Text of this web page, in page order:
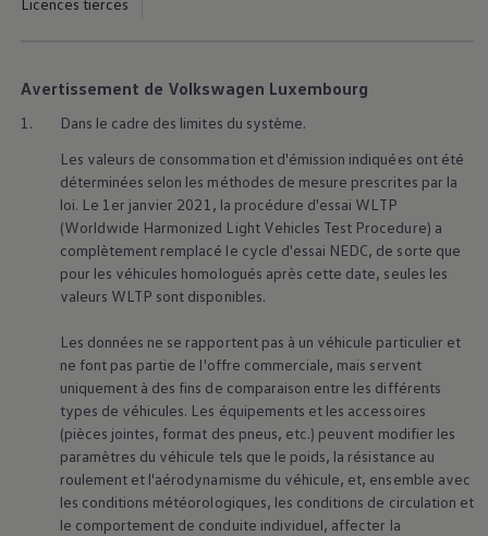
Manuel d'utilisation numérique
-> Declarations of conformity
-> Informations sur les pneumatiques
-> Garantie
-> WLTP
-> Mises à jour logicielles
ID. Mise à jour du logiciel
Mise à jour GPS
Mises à jour logicielles pour véhicules
-> Rappel de sécurité des airbags Takata
-> Payez votre parking
Innovations Volkswagen
Connecter un téléphone mobile au véhicule
Trouver des services pour votre modèle
Mises à jour pour les logiciels, les cartes et la
Applications Volkswagen, connexion et
We Charge
Réseau Volkswagen Luxembourg
Liste des concessionnaires
Recherche de concessionnaire
75 ans de Volkswagen au Luxembourg
Véhicules en stock
Avertissement de Volkswagen Luxembourg
1.
Dans le cadre des limites du système.
Les valeurs de consommation et d'émission indiquées ont été
déterminées selon les méthodes de mesure prescrites par la
loi. Le 1er janvier 2021, la procédure d'essai WLTP
(Worldwide Harmonized Light Vehicles Test Procedure) a
complètement remplacé le cycle d'essai NEDC, de sorte que
pour les véhicules homologués après cette date, seules les
valeurs WLTP sont disponibles.
Les données ne se rapportent pas à un véhicule particulier et
ne font pas partie de l'offre commerciale, mais servent
uniquement à des fins de comparaison entre les différents
types de véhicules. Les équipements et les accessoires
(pièces jointes, format des pneus, etc.) peuvent modifier les
paramètres du véhicule tels que le poids, la résistance au
roulement et l'aérodynamisme du véhicule, et, ensemble avec
les conditions météorologiques, les conditions de circulation et
le comportement de conduite individuel, affecter la